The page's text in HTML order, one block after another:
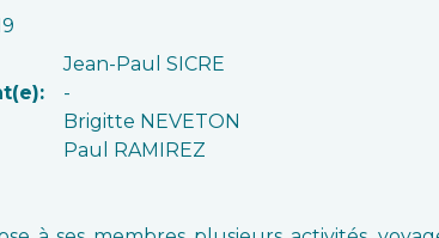
Jean-Paul SICRE
-
Brigitte NEVETON
Paul RAMIREZ